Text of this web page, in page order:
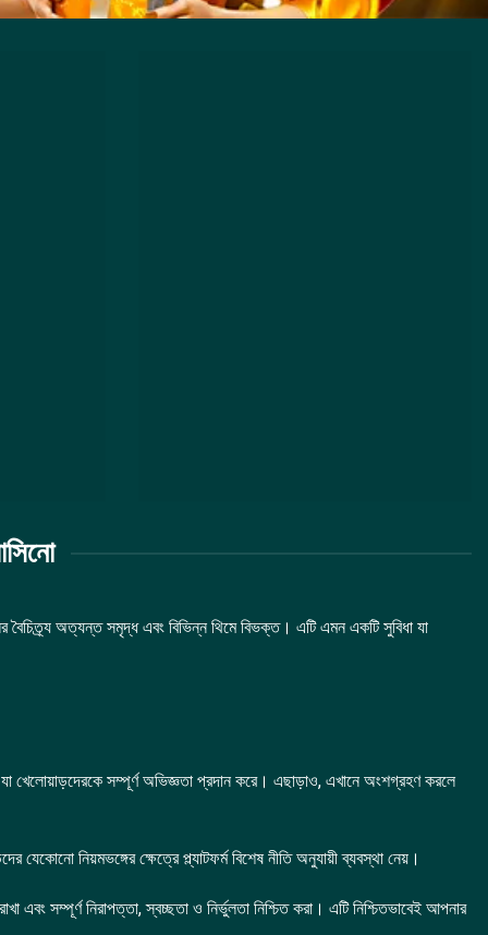
বৈচিত্র্য অত্যন্ত সমৃদ্ধ এবং বিভিন্ন থিমে বিভক্ত। এটি এমন একটি সুবিধা যা
খেলোয়াড়দেরকে সম্পূর্ণ অভিজ্ঞতা প্রদান করে। এছাড়াও, এখানে অংশগ্রহণ করলে
নিয়মভঙ্গের ক্ষেত্রে প্ল্যাটফর্ম বিশেষ নীতি অনুযায়ী ব্যবস্থা নেয়।
এবং সম্পূর্ণ নিরাপত্তা, স্বচ্ছতা ও নির্ভুলতা নিশ্চিত করা। এটি নিশ্চিতভাবেই আপনার